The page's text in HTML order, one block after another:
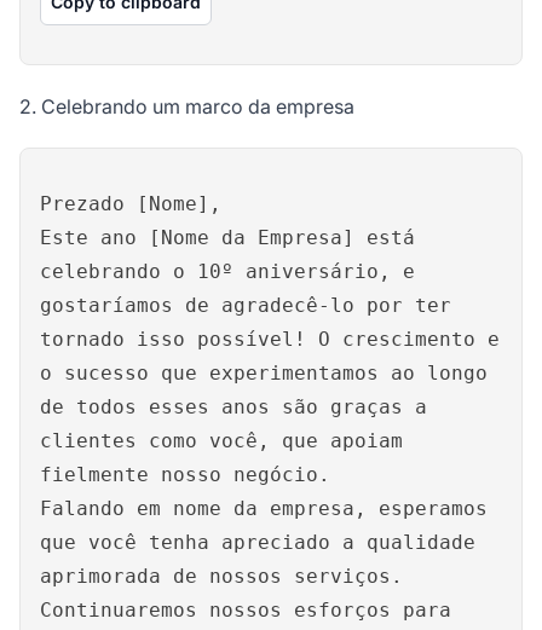
2. Celebrando um marco da empresa
Prezado [Nome],
Este ano [Nome da Empresa] está
celebrando o 10º aniversário, e
gostaríamos de agradecê-lo por ter
tornado isso possível! O crescimento e
o sucesso que experimentamos ao longo
de todos esses anos são graças a
clientes como você, que apoiam
fielmente nosso negócio.
Falando em nome da empresa, esperamos
que você tenha apreciado a qualidade
aprimorada de nossos serviços.
Continuaremos nossos esforços para